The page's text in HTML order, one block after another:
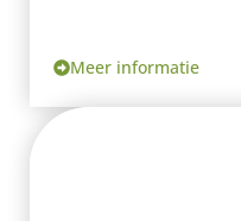
Meer informatie